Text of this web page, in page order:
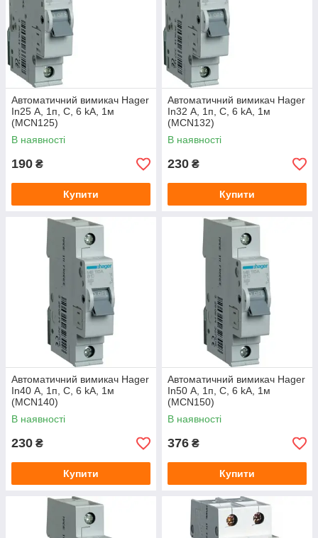
Автоматичний вимикач Hager
In25 А, 1п, С, 6 kA, 1м
(МСN125)
В наявності
190 ₴
Купити
Автоматичний вимикач Hager
In32 А, 1п, С, 6 kA, 1м
(MCN132)
В наявності
230 ₴
Купити
Автоматичний вимикач Hager
In40 А, 1п, С, 6 kA, 1м
(MCN140)
В наявності
230 ₴
Купити
Автоматичний вимикач Hager
In50 А, 1п, С, 6 kA, 1м
(MCN150)
В наявності
376 ₴
Купити